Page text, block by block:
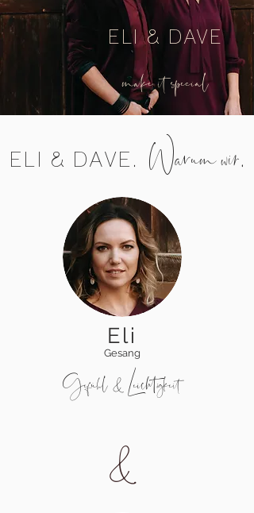
ELI & DAVE
make it special
ELI & DAVE. Warum wir.
Eli
Gesang
Gefühl & Leichtigkeit
&